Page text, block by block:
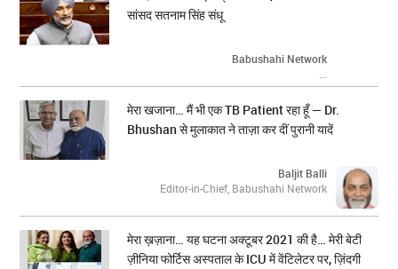
सांसद सतनाम सिंह संधू
Babushahi Network
...
मेरा खजाना… मैं भी एक TB Patient रहा हूँ — Dr.
Bhushan से मुलाकात ने ताज़ा कर दीं पुरानी यादें
Baljit Balli
Editor-in-Chief, Babushahi Network
मेरा ख़ज़ाना… यह घटना अक्टूबर 2021 की है… मेरी बेटी
ज़ीनिया फोर्टिस अस्पताल के ICU में वेंटिलेटर पर, ज़िंदगी